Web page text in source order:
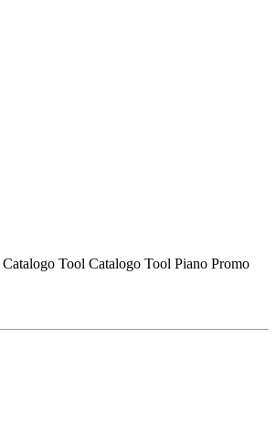
Catalogo Tool Catalogo Tool Piano Promo